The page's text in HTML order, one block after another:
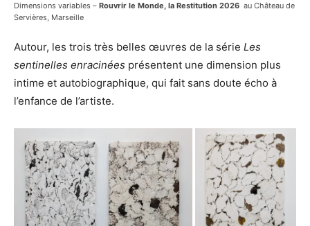
Dimensions variables – Rouvrir le Monde, la Restitution 2026 au Château de
Servières, Marseille
Autour, les trois très belles œuvres de la série Les
sentinelles enracinées présentent une dimension plus
intime et autobiographique, qui fait sans doute écho à
l’enfance de l’artiste.